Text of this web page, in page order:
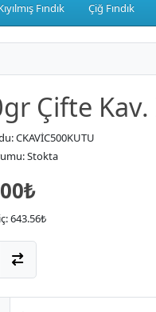
Fındık Çiğ Fındık
Çifte Kav.
CKAVİC500KUTU
Stokta
643.56₺